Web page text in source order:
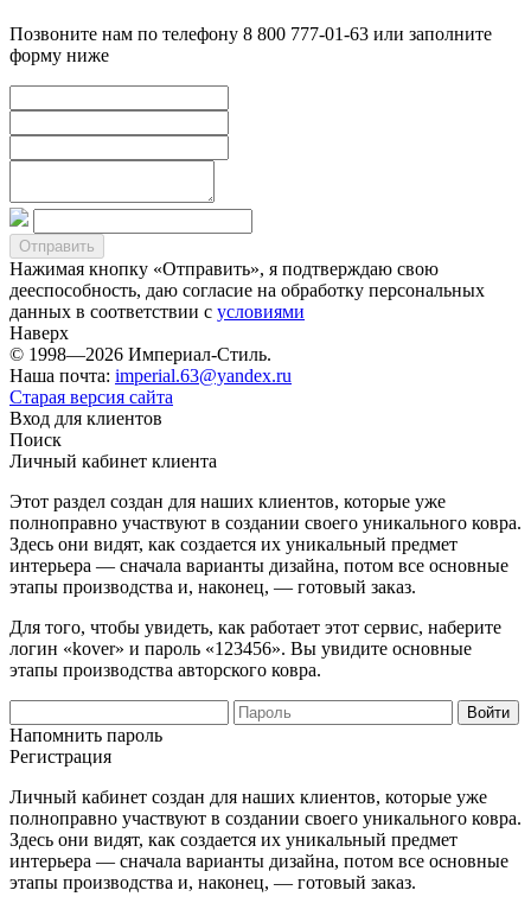
Позвоните нам по телефону 8 800 777-01-63 или заполните
форму ниже
Нажимая кнопку «Отправить», я подтверждаю свою
дееспособность, даю согласие на обработку персональных
данных в соответствии с условиями
Наверх
© 1998—2026 Империал-Стиль.
Наша почта: imperial.63@yandex.ru
Старая версия сайта
Вход для клиентов
Поиск
Личный кабинет клиента
Этот раздел создан для наших клиентов, которые уже
полноправно участвуют в создании своего уникального ковра.
Здесь они видят, как создается их уникальный предмет
интерьера — сначала варианты дизайна, потом все основные
этапы производства и, наконец, — готовый заказ.
Для того, чтобы увидеть, как работает этот сервис, наберите
логин «kover» и пароль «123456». Вы увидите основные
этапы производства авторского ковра.
Напомнить пароль
Регистрация
Личный кабинет создан для наших клиентов, которые уже
полноправно участвуют в создании своего уникального ковра.
Здесь они видят, как создается их уникальный предмет
интерьера — сначала варианты дизайна, потом все основные
этапы производства и, наконец, — готовый заказ.